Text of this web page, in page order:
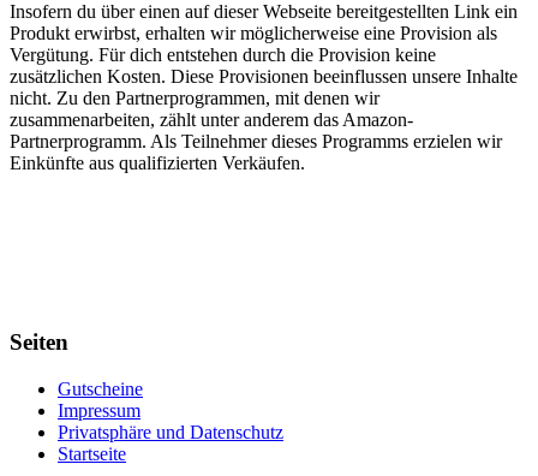
Insofern du über einen auf dieser Webseite bereitgestellten Link ein
Produkt erwirbst, erhalten wir möglicherweise eine Provision als
Vergütung. Für dich entstehen durch die Provision keine
zusätzlichen Kosten. Diese Provisionen beeinflussen unsere Inhalte
nicht. Zu den Partnerprogrammen, mit denen wir
zusammenarbeiten, zählt unter anderem das Amazon-
Partnerprogramm. Als Teilnehmer dieses Programms erzielen wir
Einkünfte aus qualifizierten Verkäufen.
Seiten
Gutscheine
Impressum
Privatsphäre und Datenschutz
Startseite